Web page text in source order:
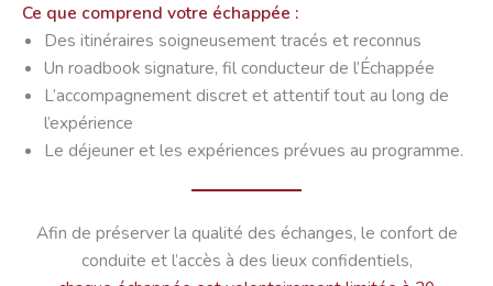
Ce que comprend votre échappée :
Des itinéraires soigneusement tracés et reconnus
Un roadbook signature, fil conducteur de l’Échappée
L’accompagnement discret et attentif tout au long de
l’expérience
Le déjeuner et les expériences prévues au programme.
Afin de préserver la qualité des échanges, le confort de
conduite et l’accès à des lieux confidentiels,